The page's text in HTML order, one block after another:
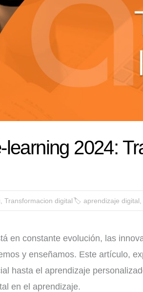
learning 2024:
Transformacion digital 🏷aprendizaje digital
en constante evolución, las
y enseñamos. Este artículo,
hasta el aprendizaje
en el aprendizaje.